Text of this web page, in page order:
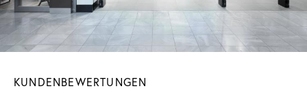
KUNDENBEWERTUNGEN